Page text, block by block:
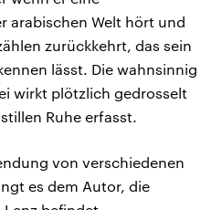
arabischen Welt hört und
zurückkehrt, das sein
lässt. Die wahnsinnig
wirkt plötzlich gedrosselt
Ruhe erfasst.
von verschiedenen
es dem Autor, die